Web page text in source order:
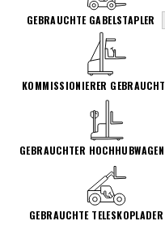
GEBRAUCHTE GABELSTAPLER
KOMMISSIONIERER GEBRAUCHT
GEBRAUCHTER HOCHHUBWAGEN
GEBRAUCHTE TELESKOPLADER